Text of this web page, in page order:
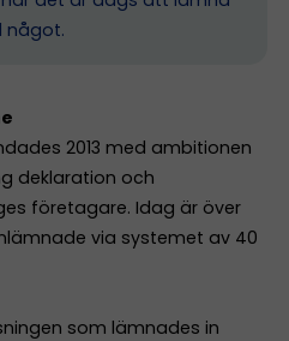
något.
2013 med ambitionen
deklaration och
företagare. Idag är över
via systemet av 40
som lämnades in